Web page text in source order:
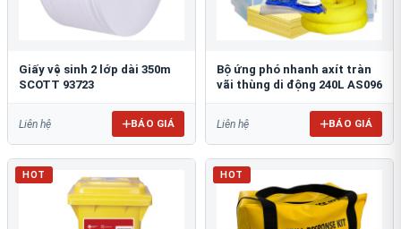
Giấy vệ sinh 2 lớp dài 350m
SCOTT 93723
Liên hệ BÁO GIÁ
Bộ ứng phó nhanh axít tràn
vãi thùng di động 240L AS096
Liên hệ BÁO GIÁ
HOT HOT